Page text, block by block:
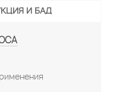
И БАД